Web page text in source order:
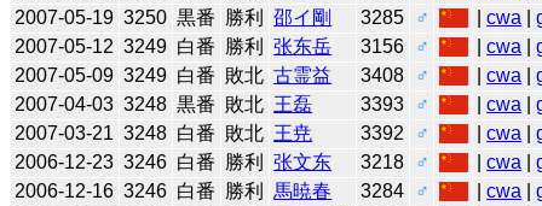
2007-05-19 3250 黒番 勝利 邵イ剛 3285 ♂ |cwa |
2007-05-12 3249 白番 勝利 张东岳 3156 ♂ |cwa |
2007-05-09 3249 白番 敗北 古霊益 3408 ♂ |cwa |
2007-04-03 3248 黒番 敗北 王磊 3393 ♂ |cwa |
2007-03-21 3248 白番 敗北 王尭 3392 ♂ |cwa |
2006-12-23 3246 白番 勝利 张文东 3218 ♂ |cwa |
2006-12-16 3246 白番 勝利 馬暁春 3284 ♂ |cwa |